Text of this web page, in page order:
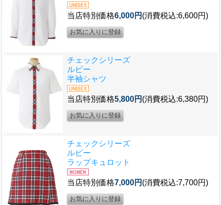
当店特別価格6,000円 (消費税込:6,600円)
チェックシリーズ
ルビー
半袖シャツ
当店特別価格5,800円 (消費税込:6,380円)
チェックシリーズ
ルビー
ラップキュロット
当店特別価格7,000円 (消費税込:7,700円)